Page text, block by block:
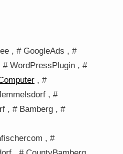
, # GoogleAds , #
WordPressPlugin , #
, #
, #
, # Bamberg , #
, #